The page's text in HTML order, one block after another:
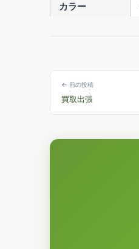
カラー
← 前の投稿
買取出張